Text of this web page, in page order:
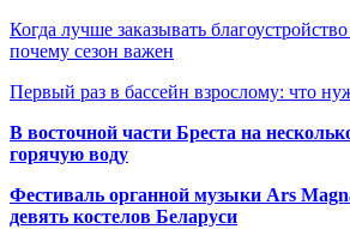
Когда лучше заказывать
почему сезон важен
Первый раз в бассейн взрослому: что
В восточной части Бреста на
горячую воду
Фестиваль органной музыки Ars
девять костелов Беларуси